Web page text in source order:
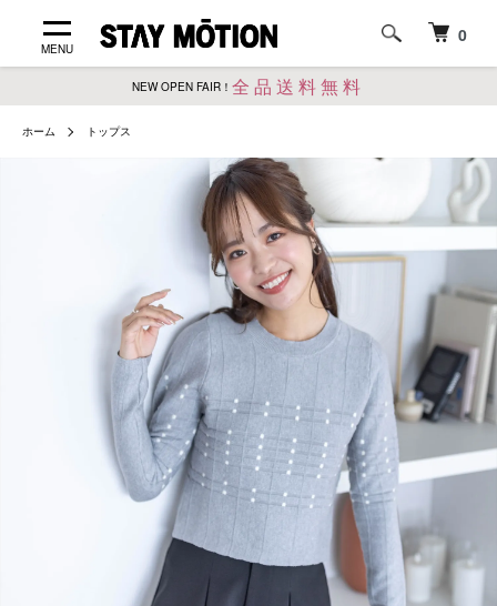
MENU
0
NEW OPEN FAIR！ 全品送料無料
ホーム トップス